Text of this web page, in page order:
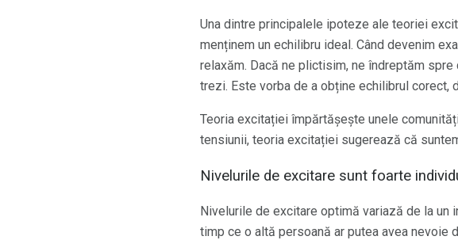
Una dintre principalele ipoteze ale teoriei
menținem un echilibru ideal. Când devenim
relaxăm. Dacă ne plictisim, ne îndreptăm
trezi. Este vorba de a obține echilibrul corect,
Teoria excitației împărtășește unele
tensiunii, teoria excitației sugerează că
Nivelurile de excitare sunt foarte
Nivelurile de excitare optimă variază de la un
timp ce o altă persoană ar putea avea nevoie